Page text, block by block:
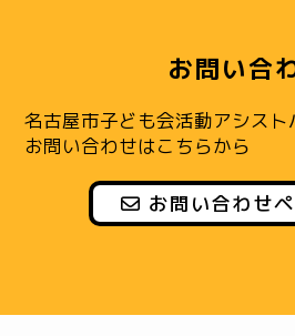
お問い合
名古屋市子ども会活動アシス
お問い合わせはこちらから
お問い合わせ